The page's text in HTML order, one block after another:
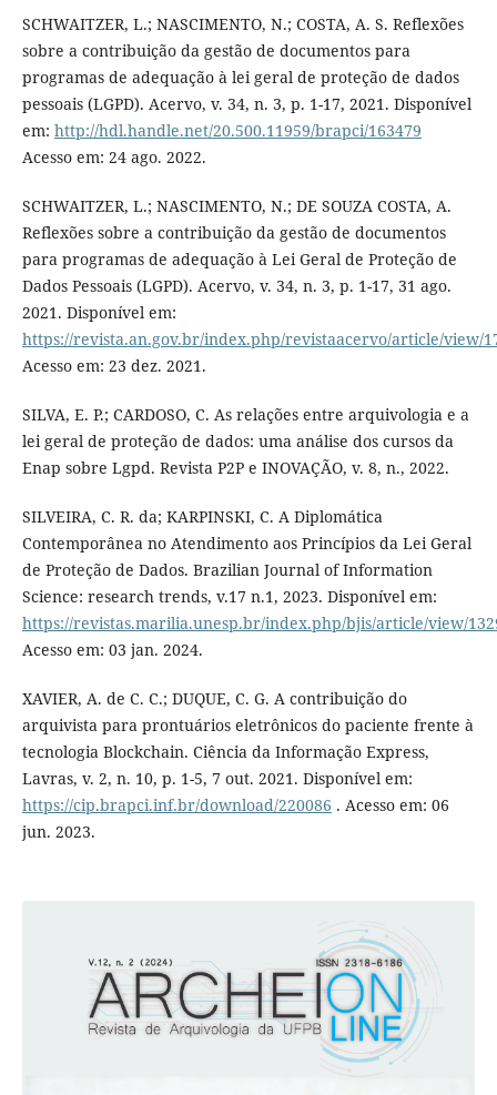
SCHWAITZER, L.; NASCIMENTO, N.; COSTA, A. S. Reflexões
sobre a contribuição da gestão de documentos para
programas de adequação à lei geral de proteção de dados
pessoais (LGPD). Acervo, v. 34, n. 3, p. 1-17, 2021. Disponível
em: http://hdl.handle.net/20.500.11959/brapci/163479
Acesso em: 24 ago. 2022.
SCHWAITZER, L.; NASCIMENTO, N.; DE SOUZA COSTA, A.
Reflexões sobre a contribuição da gestão de documentos
para programas de adequação à Lei Geral de Proteção de
Dados Pessoais (LGPD). Acervo, v. 34, n. 3, p. 1-17, 31 ago.
2021. Disponível em:
https://revista.an.gov.br/index.php/revistaacervo/article/view/
Acesso em: 23 dez. 2021.
SILVA, E. P.; CARDOSO, C. As relações entre arquivologia e a
lei geral de proteção de dados: uma análise dos cursos da
Enap sobre Lgpd. Revista P2P e INOVAÇÃO, v. 8, n., 2022.
SILVEIRA, C. R. da; KARPINSKI, C. A Diplomática
Contemporânea no Atendimento aos Princípios da Lei Geral
de Proteção de Dados. Brazilian Journal of Information
Science: research trends, v.17 n.1, 2023. Disponível em:
https://revistas.marilia.unesp.br/index.php/bjis/article/view/
Acesso em: 03 jan. 2024.
XAVIER, A. de C. C.; DUQUE, C. G. A contribuição do
arquivista para prontuários eletrônicos do paciente frente à
tecnologia Blockchain. Ciência da Informação Express,
Lavras, v. 2, n. 10, p. 1-5, 7 out. 2021. Disponível em:
https://cip.brapci.inf.br/download/220086 . Acesso em: 06
jun. 2023.